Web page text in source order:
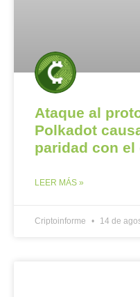
Ataque al
Polkadot
paridad con el
LEER MÁS »
Criptoinforme 14 de